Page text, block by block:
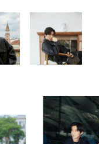
SIHOO B100 オフィスチェア
／デスクチェア メッシュチェ
ア 人間工学 疲れない ブラッ
ク
￥27,999
EIZO ビジネス向けプレミア
ムモニター | FlexScan
EV2740X-WT | 27.0型4K
UHD・USB Type-C・ホワイ
ト
￥109,572
Amazonベーシック ペットシ
ーツ 厚型 ワイド 42枚x2袋(84
枚) ホワイト(吸収面:ライトブ
ルー)
￥3,234